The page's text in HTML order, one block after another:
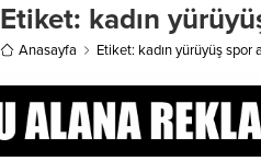
Etiket: kadın
Anasayfa Etiket: kadın yürüyüş spor